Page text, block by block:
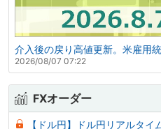
介入後の戻り高値更新。米雇用統
2026/08/07 07:22
FXオーダー
【ドル円】ドル円リアルタ